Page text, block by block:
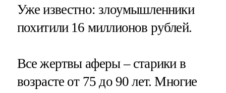
Уже известно: злоумышленники
похитили 16 миллионов рублей.
Все жертвы аферы – старики в
возрасте от 75 до 90 лет. Многие